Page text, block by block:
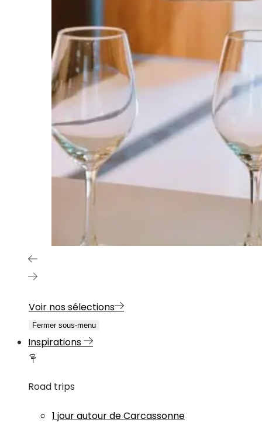
Voir nos sélections
Fermer sous-menu
Inspirations
Road trips
1 jour autour de Carcassonne